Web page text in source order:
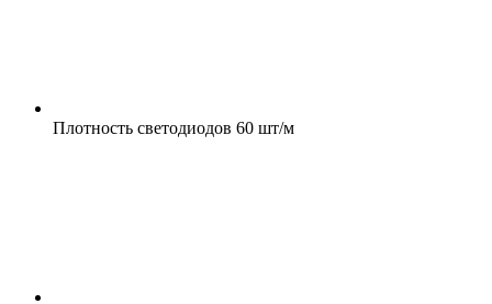
Плотность светодиодов 60 шт/м